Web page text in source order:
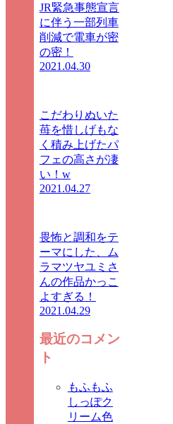
JR緊急事態宣言
に伴う一部列車
削減で電車が密
の密！
2021.04.30
こだわりぬいた
苺を惜しげもな
く積み上げたパ
フェの高さが凄
い！w
2021.04.27
畏怖と調和をテ
ーマにした、ム
ラマツヤユミさ
んの作品かっこ
よすぎる！
2021.04.29
最近のコメン
ト
もふもふ
しっぽク
リーム色